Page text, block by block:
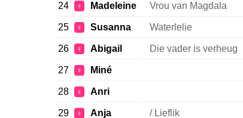
24 ♀ Madeleine Vrou van Magdala
25 ♀ Susanna Waterlelie
26 ♀ Abigail Die vader is verheug
27 ♀ Miné
28 ♀ Anri
29 ♀ Anja / Lieflik